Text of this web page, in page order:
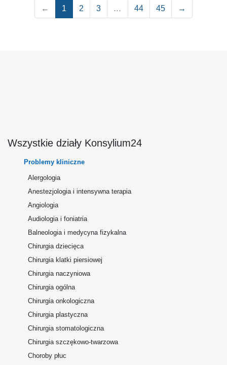
← 1 2 3 … 44 45 →
Wszystkie działy Konsylium24
Problemy kliniczne
Alergologia
Anestezjologia i intensywna terapia
Angiologia
Audiologia i foniatria
Balneologia i medycyna fizykalna
Chirurgia dziecięca
Chirurgia klatki piersiowej
Chirurgia naczyniowa
Chirurgia ogólna
Chirurgia onkologiczna
Chirurgia plastyczna
Chirurgia stomatologiczna
Chirurgia szczękowo-twarzowa
Choroby płuc